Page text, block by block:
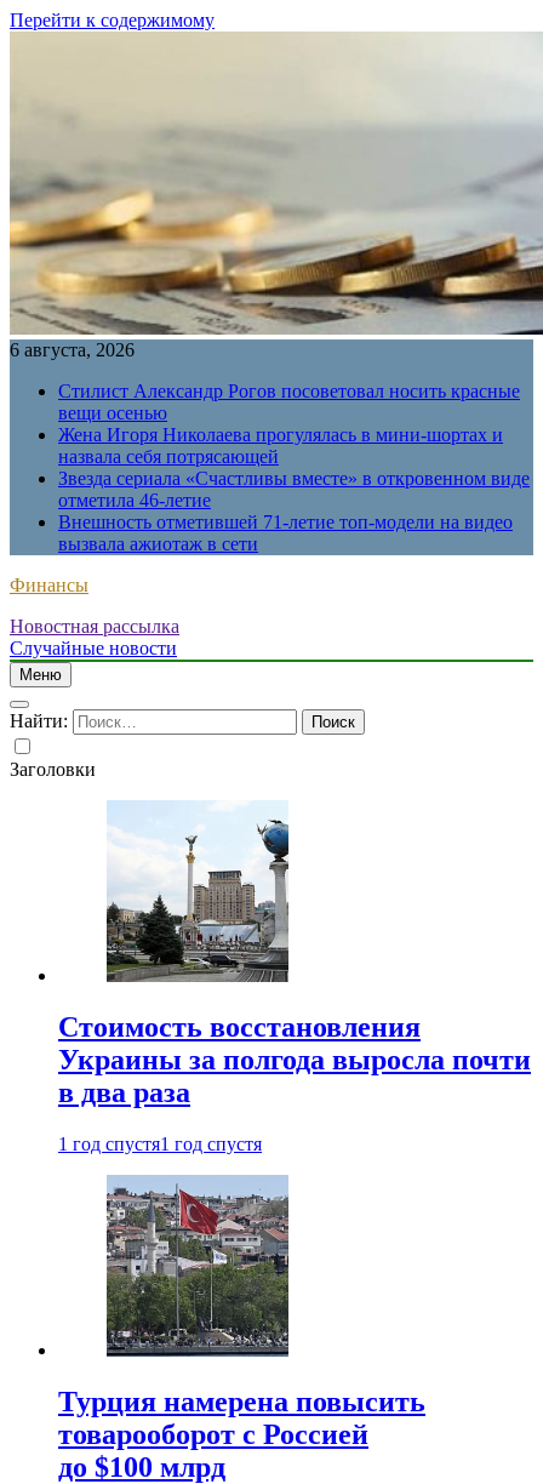
Перейти к содержимому
6 августа, 2026
Стилист Александр Рогов посоветовал носить красные
вещи осенью
Жена Игоря Николаева прогулялась в мини-шортах и
назвала себя потрясающей
Звезда сериала «Счастливы вместе» в откровенном виде
отметила 46-летие
Внешность отметившей 71-летие топ-модели на видео
вызвала ажиотаж в сети
Финансы
Новостная рассылка
Случайные новости
Меню
Найти:
Заголовки
Стоимость восстановления
Украины за полгода выросла почти
в два раза
1 год спустя1 год спустя
Турция намерена повысить
товарооборот с Россией
до $100 млрд